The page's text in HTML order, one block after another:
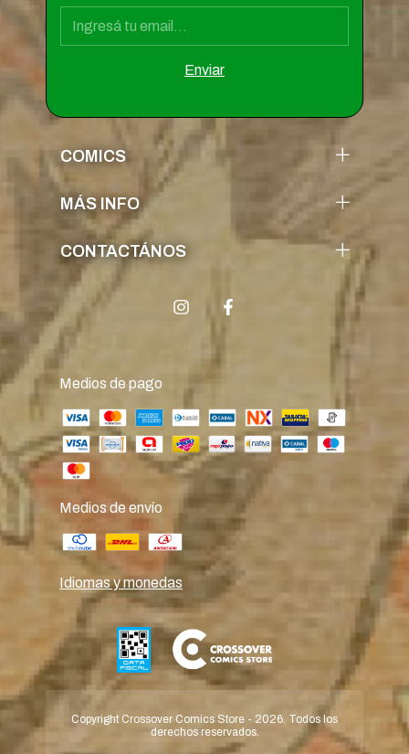
COMICS
MÁS INFO
CONTACTÁNOS
Medios de pago
Medios de envío
Idiomas y monedas
Copyright Crossover Comics Store - 2026. Todos los
derechos reservados.